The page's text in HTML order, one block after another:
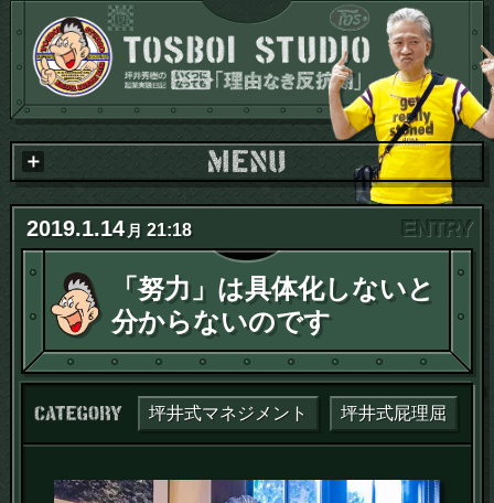
2019.1.14 月 21:18
「努力」は具体化しないと
分からないのです
カテゴリー：
坪井式マネジメント 坪井式屁理屈